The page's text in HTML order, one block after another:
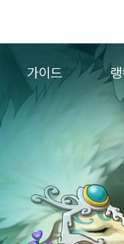
가이드
추가정보
컨텐